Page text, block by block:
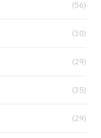
(56)
(30)
(29)
(35)
(29)